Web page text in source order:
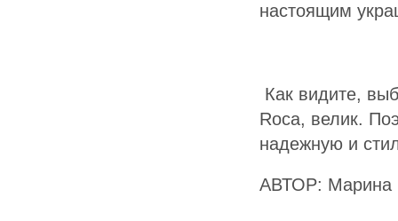
настоящим
Как видите,
Roca, велик.
надежную и
АВТОР: Марина